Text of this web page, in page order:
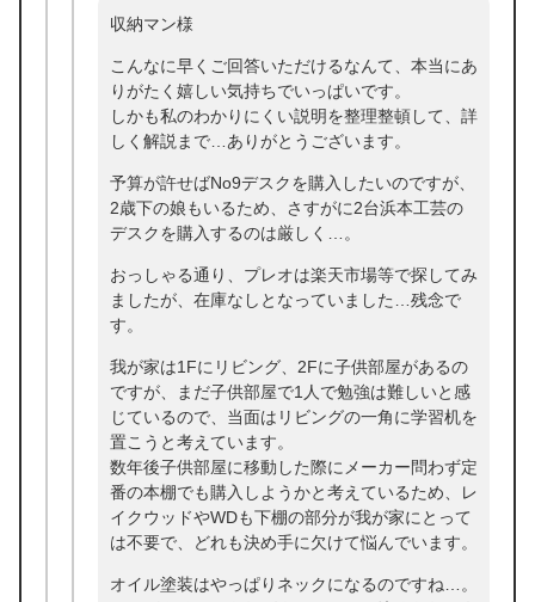
収納マン様
こんなに早くご回答いただけるなんて、本当にあ
りがたく嬉しい気持ちでいっぱいです。
しかも私のわかりにくい説明を整理整頓して、詳
しく解説まで…ありがとうございます。
予算が許せばNo9デスクを購入したいのですが、
2歳下の娘もいるため、さすがに2台浜本工芸の
デスクを購入するのは厳しく…。
おっしゃる通り、プレオは楽天市場等で探してみ
ましたが、在庫なしとなっていました…残念で
す。
我が家は1Fにリビング、2Fに子供部屋があるの
ですが、まだ子供部屋で1人で勉強は難しいと感
じているので、当面はリビングの一角に学習机を
置こうと考えています。
数年後子供部屋に移動した際にメーカー問わず定
番の本棚でも購入しようかと考えているため、レ
イクウッドやWDも下棚の部分が我が家にとって
は不要で、どれも決め手に欠けて悩んでいます。
オイル塗装はやっぱりネックになるのですね…。